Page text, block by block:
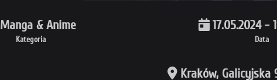
Kategoria
Manga & Anime
Data
17.05.2024 -
Kraków, Galicyjska